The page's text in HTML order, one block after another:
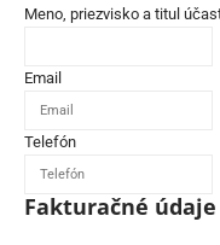
Meno, priezvisko a titul
Email
Telefón
Fakturačné údaje